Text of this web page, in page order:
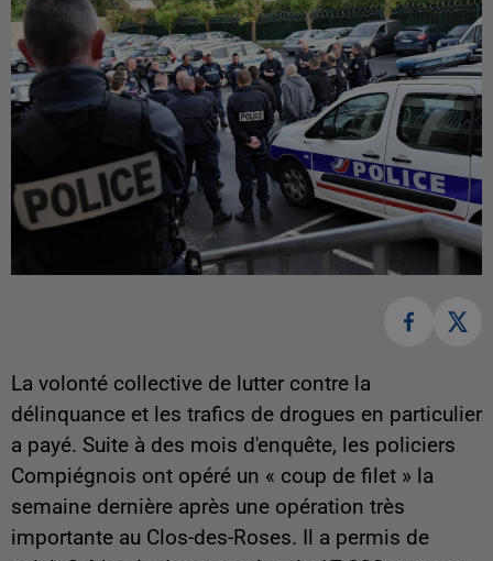
La volonté collective de lutter contre la
délinquance et les trafics de drogues en particulier
a payé. Suite à des mois d'enquête, les policiers
Compiégnois ont opéré un « coup de filet » la
semaine dernière après une opération très
importante au Clos-des-Roses. Il a permis de